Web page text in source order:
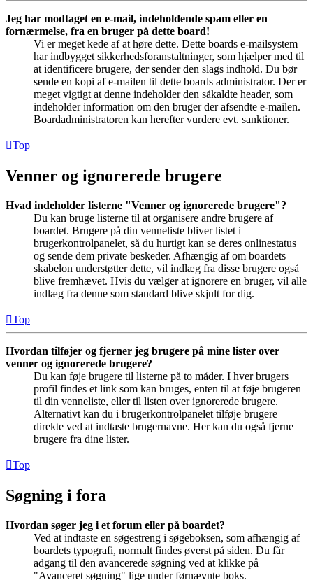
Jeg har modtaget en e-mail, indeholdende spam eller en
fornærmelse, fra en bruger på dette board!
Vi er meget kede af at høre dette. Dette boards e-mailsystem
har indbygget sikkerhedsforanstaltninger, som hjælper med til
at identificere brugere, der sender den slags indhold. Du bør
sende en kopi af e-mailen til dette boards administrator. Der er
meget vigtigt at denne indeholder den såkaldte header, som
indeholder information om den bruger der afsendte e-mailen.
Boardadministratoren kan herefter vurdere evt. sanktioner.
Top
Venner og ignorerede brugere
Hvad indeholder listerne "Venner og ignorerede brugere"?
Du kan bruge listerne til at organisere andre brugere af
boardet. Brugere på din venneliste bliver listet i
brugerkontrolpanelet, så du hurtigt kan se deres onlinestatus
og sende dem private beskeder. Afhængig af om boardets
skabelon understøtter dette, vil indlæg fra disse brugere også
blive fremhævet. Hvis du vælger at ignorere en bruger, vil alle
indlæg fra denne som standard blive skjult for dig.
Top
Hvordan tilføjer og fjerner jeg brugere på mine lister over
venner og ignorerede brugere?
Du kan føje brugere til listerne på to måder. I hver brugers
profil findes et link som kan bruges, enten til at føje brugeren
til din venneliste, eller til listen over ignorerede brugere.
Alternativt kan du i brugerkontrolpanelet tilføje brugere
direkte ved at indtaste brugernavne. Her kan du også fjerne
brugere fra dine lister.
Top
Søgning i fora
Hvordan søger jeg i et forum eller på boardet?
Ved at indtaste en søgestreng i søgeboksen, som afhængig af
boardets typografi, normalt findes øverst på siden. Du får
adgang til den avancerede søgning ved at klikke på
"Avanceret søgning" lige under førnævnte boks.